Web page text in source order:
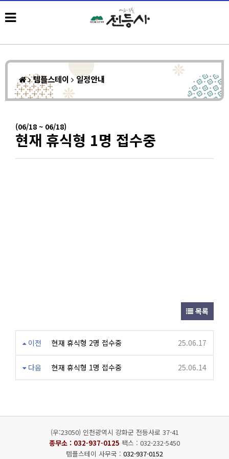
템플스테이 일정안내
(06/18 ~ 06/18)
현재 휴식형 1명 접수중
목록
이전 현재 휴식형 2명 접수중 25.06.17
다음 현재 휴식형 1명 접수중 25.06.14
(우:23050) 인천광역시 강화군 전등사로 37-41
종무소 : 032-937-0125 팩스 : 032-232-5450
템플스테이 사무국 : 032-937-0152